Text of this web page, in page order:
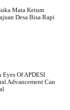
Mata Ketum
Desa Bisa Rapi
Eyes Of APDESI
Advancement Can